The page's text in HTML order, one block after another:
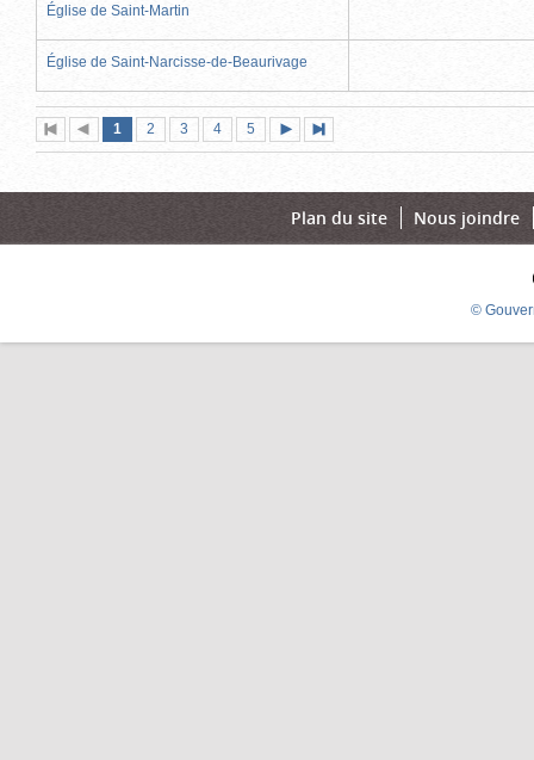
Église de Saint-Martin
Église de Saint-Narcisse-de-Beaurivage
Première
page
Page
précédente
Page
1 (page
actuelle)
Page
2 Page
3 Page
4 Page
5
suivante
page
Plan du site Nous joindre
©